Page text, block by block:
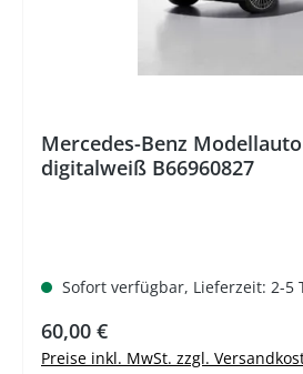
Mercedes-Benz Modellauto
digitalweiß B66960827
Sofort verfügbar, Lieferzeit: 2-5
Regulärer Preis:
60,00 €
Preise inkl. MwSt. zzgl.